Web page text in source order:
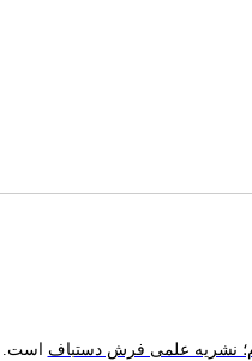
نشریه علمی فرش دستبافاست.